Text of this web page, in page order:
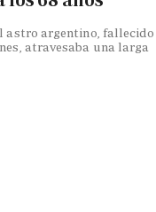
astro argentino, fallecido
atravesaba una larga